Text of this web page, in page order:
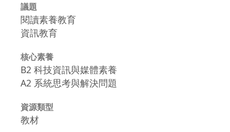
議題
閱讀素養教育
資訊教育
核心素養
B2 科技資訊與媒體素養
A2 系統思考與解決問題
資源類型
教材